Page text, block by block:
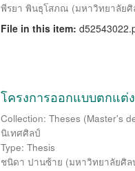
พีรยา พินธุโสภณ (มหาวิทยาลัยศิ
File in this item:
โครงการออกแบบตกแต่
Collection: Theses (Master's
นิเทศศิลป์
Type: Thesis
ชนิดา ปานซ้าย (มหาวิทยาลัยศิล